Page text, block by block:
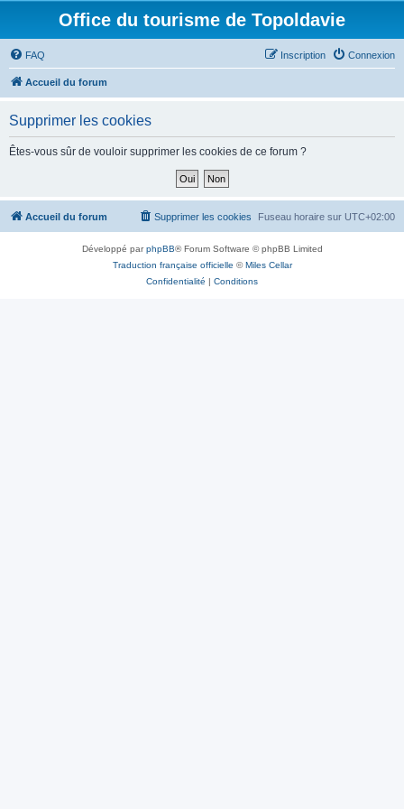
Office du tourisme de Topoldavie
FAQ Connexion
Inscription
Accueil du forum
Supprimer les cookies
Êtes-vous sûr de vouloir supprimer les cookies de ce forum ?
Accueil du forum Fuseau horaire sur UTC+02:00
Supprimer les cookies
Développé parphpBB® Forum Software © phpBB Limited
Traduction française officielle ©Miles Cellar
Confidentialité | Conditions